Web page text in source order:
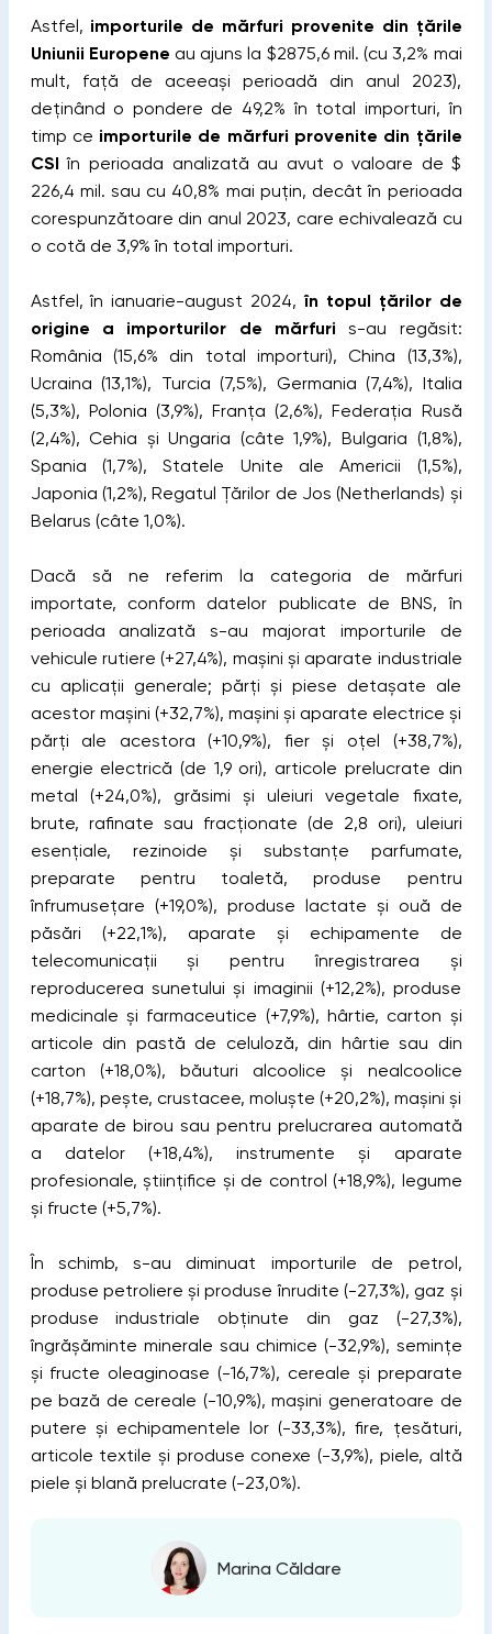
Astfel, importurile de mărfuri provenite din țările
Uniunii Europene au ajuns la $2875,6 mil. (cu 3,2% mai
mult, față de aceeași perioadă din anul 2023),
deținând o pondere de 49,2% în total importuri, în
timp ce importurile de mărfuri provenite din țările
CSI în perioada analizată au avut o valoare de $
226,4 mil. sau cu 40,8% mai puțin, decât în perioada
corespunzătoare din anul 2023, care echivalează cu
o cotă de 3,9% în total importuri.
Astfel, în ianuarie-august 2024,în topul țărilor de
origine a importurilor de mărfuri s-au regăsit:
România (15,6% din total importuri), China (13,3%),
Ucraina (13,1%), Turcia (7,5%), Germania (7,4%), Italia
(5,3%), Polonia (3,9%), Franța (2,6%), Federația Rusă
(2,4%), Cehia și Ungaria (câte 1,9%), Bulgaria (1,8%),
Spania (1,7%), Statele Unite ale Americii (1,5%),
Japonia (1,2%), Regatul Țărilor de Jos (Netherlands) și
Belarus (câte 1,0%).
Dacă să ne referim la categoria de mărfuri
importate, conform datelor publicate de BNS, în
perioada analizată s-au majorat importurile de
vehicule rutiere (+27,4%), mașini și aparate industriale
cu aplicații generale; părți și piese detașate ale
acestor mașini (+32,7%), mașini și aparate electrice și
părți ale acestora (+10,9%), fier și oțel (+38,7%),
energie electrică (de 1,9 ori), articole prelucrate din
metal (+24,0%), grăsimi și uleiuri vegetale fixate,
brute, rafinate sau fracționate (de 2,8 ori), uleiuri
esențiale, rezinoide și substanțe parfumate,
preparate pentru toaletă, produse pentru
înfrumusețare (+19,0%), produse lactate și ouă de
păsări (+22,1%), aparate și echipamente de
telecomunicații și pentru înregistrarea și
reproducerea sunetului și imaginii (+12,2%), produse
medicinale și farmaceutice (+7,9%), hârtie, carton și
articole din pastă de celuloză, din hârtie sau din
carton (+18,0%), băuturi alcoolice și nealcoolice
(+18,7%), pește, crustacee, moluște (+20,2%), mașini și
aparate de birou sau pentru prelucrarea automată
a datelor (+18,4%), instrumente și aparate
profesionale, științifice și de control (+18,9%), legume
și fructe (+5,7%).
În schimb, s-au diminuat importurile de petrol,
produse petroliere și produse înrudite (-27,3%), gaz și
produse industriale obținute din gaz (-27,3%),
îngrășăminte minerale sau chimice (-32,9%), semințe
și fructe oleaginoase (-16,7%), cereale și preparate
pe bază de cereale (-10,9%), mașini generatoare de
putere și echipamentele lor (-33,3%), fire, țesături,
articole textile și produse conexe (-3,9%), piele, altă
piele și blană prelucrate (-23,0%).
Marina Căldare